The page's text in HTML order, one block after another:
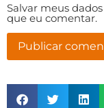
Salvar meus
que eu comentar.